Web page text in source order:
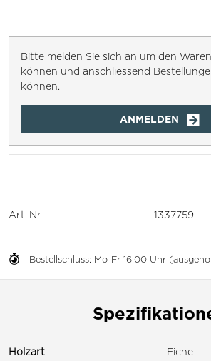
Bitte melden Sie sich an um den
können und anschliessend
können.
ANMELDEN
Bestellschluss: Mo-Fr 16:00 Uhr
Art-Nr 1337759
Holzart Eiche